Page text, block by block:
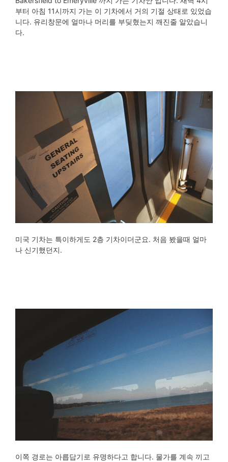
부터 아침 11시까지 가는 이 기차에서 거의 기절 상태로 있었습
니다. 유리창문에 얼마나 머리를 부딪혔는지 깨진줄 알았습니
다.
미국 기차는 특이하게도 2층 기차이더군요. 처음 봤을때 얼마
나 신기했던지.
이쪽 경로는 아릅답기로 유명하다고 합니다. 물가를 계속 끼고